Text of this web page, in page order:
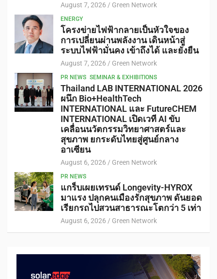
August 7, 2026 Green Network
ENERGY
โครงข่ายไฟฟ้ากลายเป็นหัวใจของ
การเปลี่ยนผ่านพลังงาน เดินหน้าสู่
ระบบไฟฟ้ามั่นคง เข้าถึงได้ และยั่งยืน
August 7, 2026 Green Network
PR NEWS SEMINAR & EXHIBITIONS
Thailand LAB INTERNATIONAL 2026
ผนึก Bio+HealthTech
INTERNATIONAL และ FutureCHEM
INTERNATIONAL เปิดเวที AI ขับ
เคลื่อนนวัตกรรมวิทยาศาสตร์และ
สุขภาพ ยกระดับไทยสู่ศูนย์กลาง
อาเซียน
August 6, 2026 Green Network
PR NEWS
แกร็บเผยเทรนด์ Longevity-HYROX
มาแรง ปลุกคนเมืองรักสุขภาพ ดันยอด
เรียกรถไปสวนสาธารณะโตกว่า 5 เท่า
August 6, 2026 Green Network